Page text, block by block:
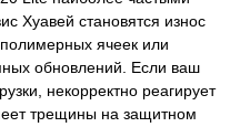
Хуавей становятся износ
ячеек или
обновлений. Если ваш
некорректно реагирует
трещины на защитном